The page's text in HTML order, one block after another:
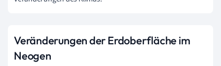
Veränderungen der Erdoberfläche im
Neogen